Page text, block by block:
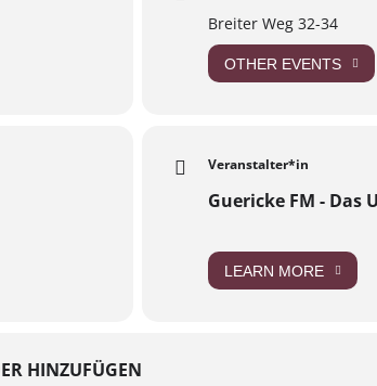
Breiter Weg 32-34
OTHER EVENTS
Veranstalter*in
Guericke FM - Das
LEARN MORE
HINZUFÜGEN